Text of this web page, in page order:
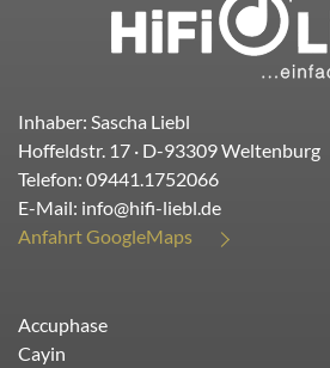
Inhaber: Sascha Liebl
Hoffeldstr. 17 · D-93309Weltenburg
Telefon: 09441.1752066
E-Mail: info@hifi-liebl.de
Anfahrt GoogleMaps
Accuphase
Cayin